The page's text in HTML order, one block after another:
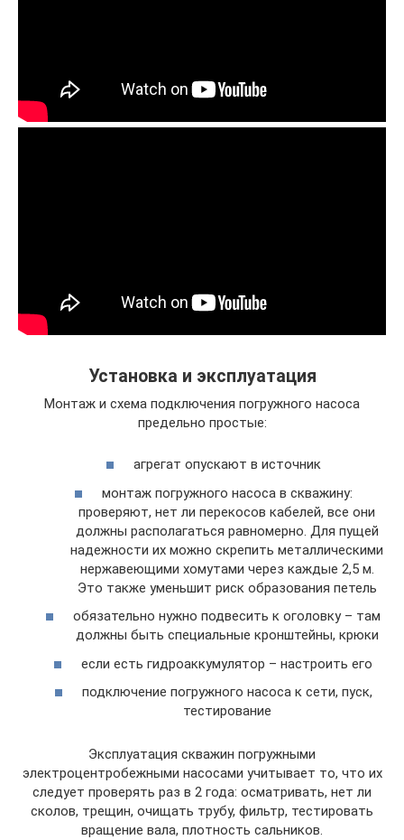
Установка и эксплуатация
Монтаж и схема подключения погружного насоса
предельно простые:
агрегат опускают в источник
монтаж погружного насоса в скважину:
проверяют, нет ли перекосов кабелей, все они
должны располагаться равномерно. Для пущей
надежности их можно скрепить металлическими
нержавеющими хомутами через каждые 2,5 м.
Это также уменьшит риск образования петель
обязательно нужно подвесить к оголовку – там
должны быть специальные кронштейны, крюки
если есть гидроаккумулятор – настроить его
подключение погружного насоса к сети, пуск,
тестирование
Эксплуатация скважин погружными
электроцентробежными насосами учитывает то, что их
следует проверять раз в 2 года: осматривать, нет ли
сколов, трещин, очищать трубу, фильтр, тестировать
вращение вала, плотность сальников.